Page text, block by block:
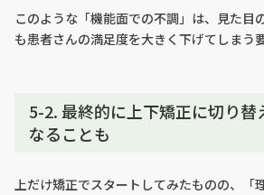
このような「機能面での不調」は、見た目
も患者さんの満足度を大きく下げてしまう
5-2. 最終的に上下矯正に切り替
なることも
上だけ矯正でスタートしてみたものの、「